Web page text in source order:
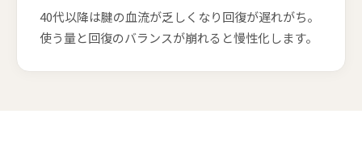
40代以降は腱の血流が乏しくなり回復が遅れがち。
使う量と回復のバランスが崩れると慢性化します。